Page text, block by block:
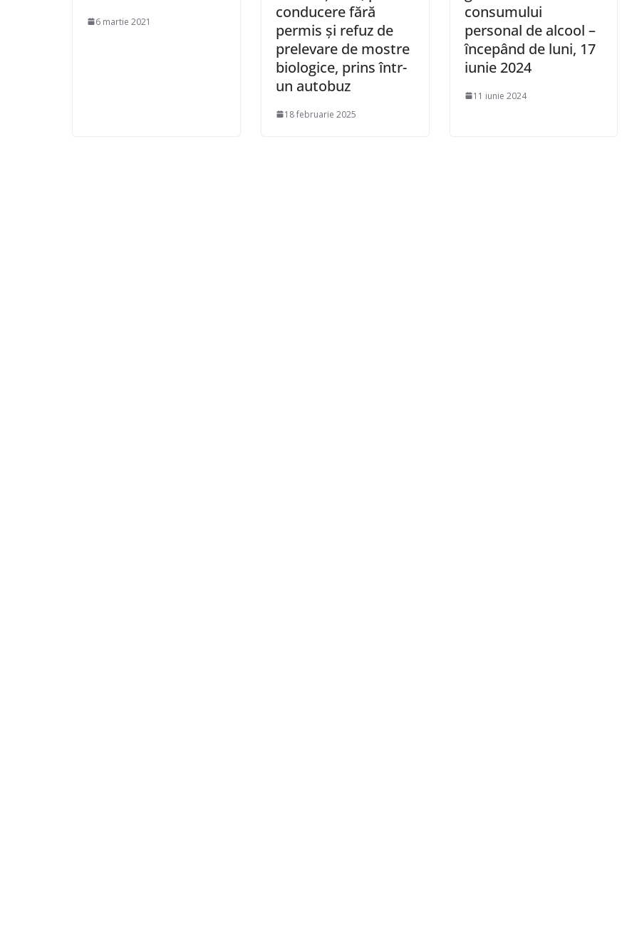
6 martie 2021
conducere fără
permis și refuz de
prelevare de mostre
biologice, prins într-
un autobuz
18 februarie 2025
consumului
personal de alcool –
începând de luni, 17
iunie 2024
11 iunie 2024